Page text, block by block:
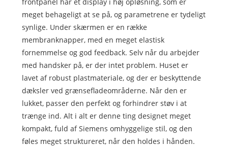
frontpanel har et display i høj opløsning, som er
meget behageligt at se på, og parametrene er tydeligt
synlige. Under skærmen er en række
membranknapper, med en meget elastisk
fornemmelse og god feedback. Selv når du arbejder
med handsker på, er der intet problem. Huset er
lavet af robust plastmateriale, og der er beskyttende
dæksler ved grænsefladeområderne. Når den er
lukket, passer den perfekt og forhindrer støv i at
trænge ind. Alt i alt er denne ting designet meget
kompakt, fuld af Siemens omhyggelige stil, og den
føles meget struktureret, når den holdes i hånden.